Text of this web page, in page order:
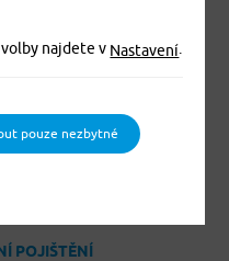
cizinců Plus
občanů
POJIŠTĚNÍ
najdete v Nastavení.
pouze nezbytné